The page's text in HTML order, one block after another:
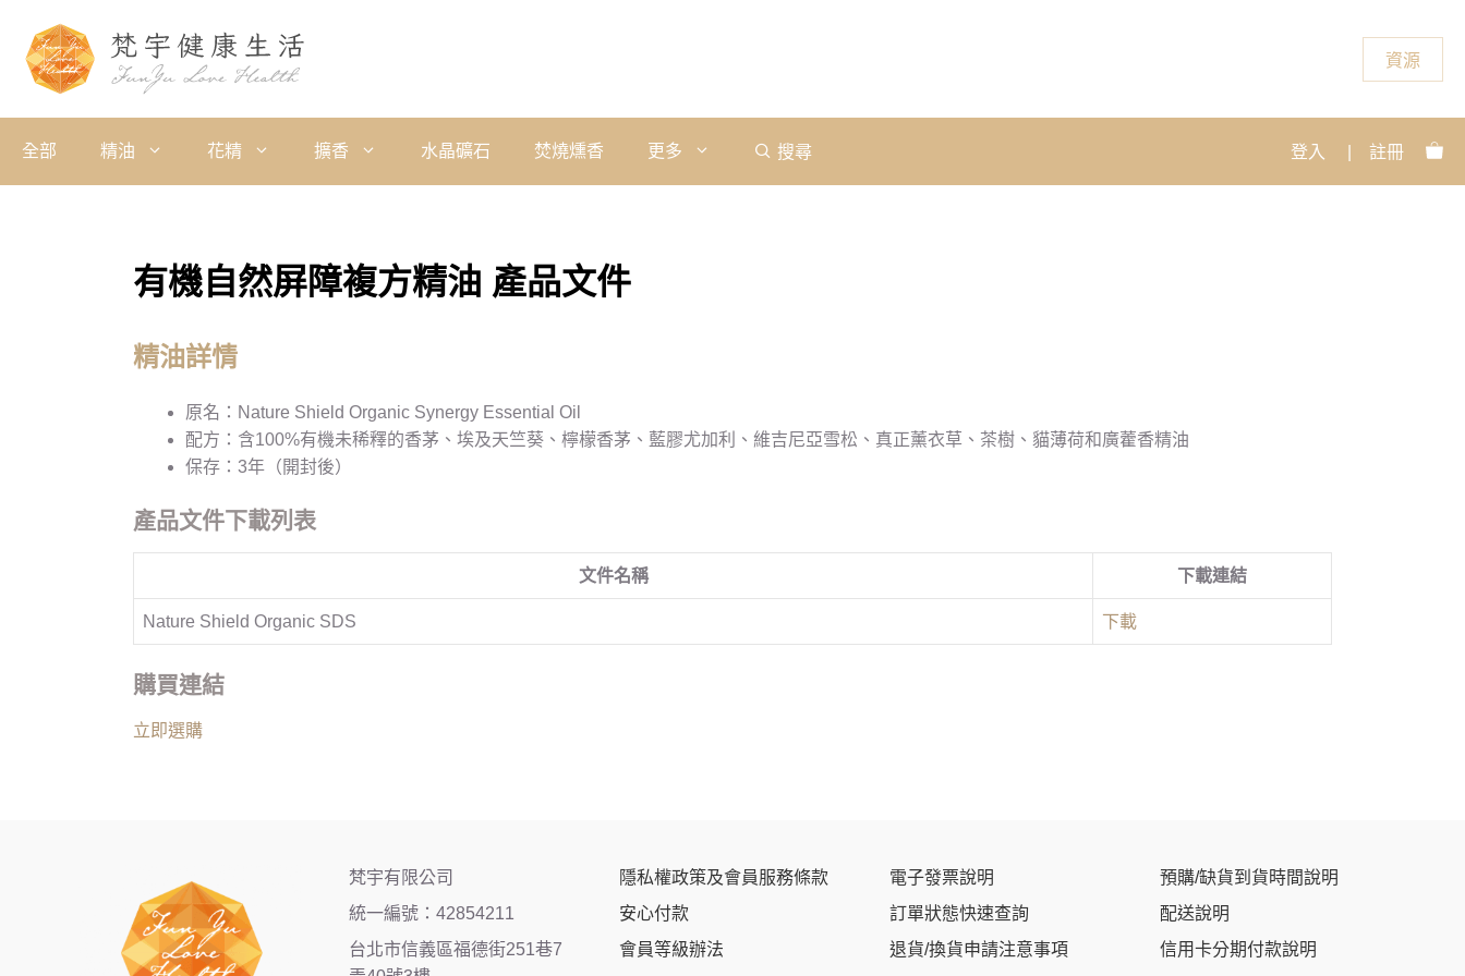
資源
全部 精油 花精 擴香 水晶礦石 焚燒燻香 更多 搜尋 登入 註冊
有機自然屏障複方精油 產品文件
精油詳情
原名：Nature Shield Organic Synergy Essential Oil
配方：含100%有機未稀釋的香茅、埃及天竺葵、檸檬香茅、藍膠尤加利、維吉尼亞雪松、真正薰衣草、茶樹、貓薄荷和廣藿香精油
保存：3年（開封後）
產品文件下載列表
文件名稱 下載連結
Nature Shield Organic SDS 下載
購買連結
立即選購
梵宇有限公司
統一編號：42854211
台北市信義區福德街251巷7
隱私權政策及會員服務條款
安心付款
會員等級辦法
電子發票說明
訂單狀態快速查詢
退貨/換貨申請注意事項
預購/缺貨到貨時間說明
配送說明
信用卡分期付款說明